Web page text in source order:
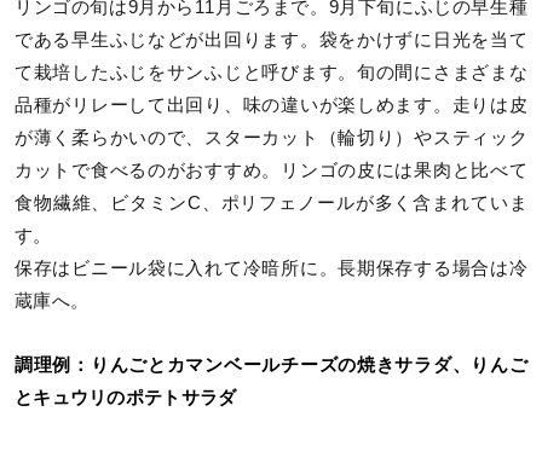
リンゴの旬は9月から11月ごろまで。9月下旬にふじの早生種
である早生ふじなどが出回ります。袋をかけずに日光を当て
て栽培したふじをサンふじと呼びます。旬の間にさまざまな
品種がリレーして出回り、味の違いが楽しめます。走りは皮
が薄く柔らかいので、スターカット（輪切り）やスティック
カットで食べるのがおすすめ。リンゴの皮には果肉と比べて
食物繊維、ビタミンC、ポリフェノールが多く含まれていま
す。
保存はビニール袋に入れて冷暗所に。長期保存する場合は冷
蔵庫へ。
調理例：りんごとカマンベールチーズの焼きサラダ、りんご
とキュウリのポテトサラダ